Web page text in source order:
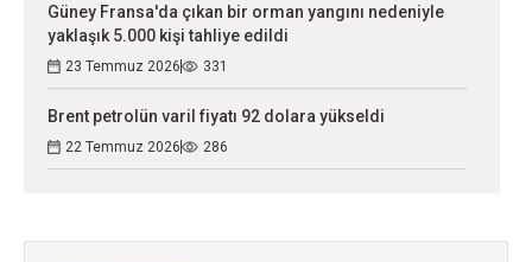
Güney Fransa'da çıkan bir orman yangını nedeniyle
yaklaşık 5.000 kişi tahliye edildi
23 Temmuz 2026 331
Brent petrolün varil fiyatı 92 dolara yükseldi
22 Temmuz 2026 286